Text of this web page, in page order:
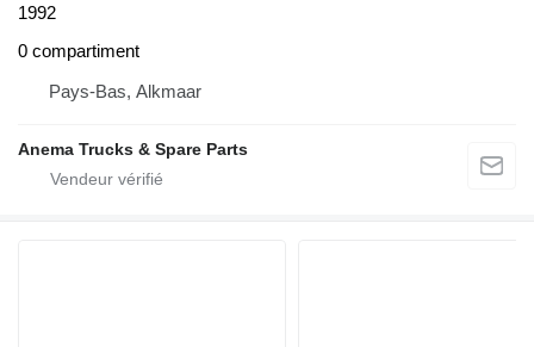
1992
0 compartiment
Pays-Bas, Alkmaar
Anema Trucks & Spare Parts